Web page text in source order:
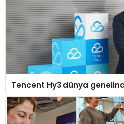
Tencent Hy3 dünya